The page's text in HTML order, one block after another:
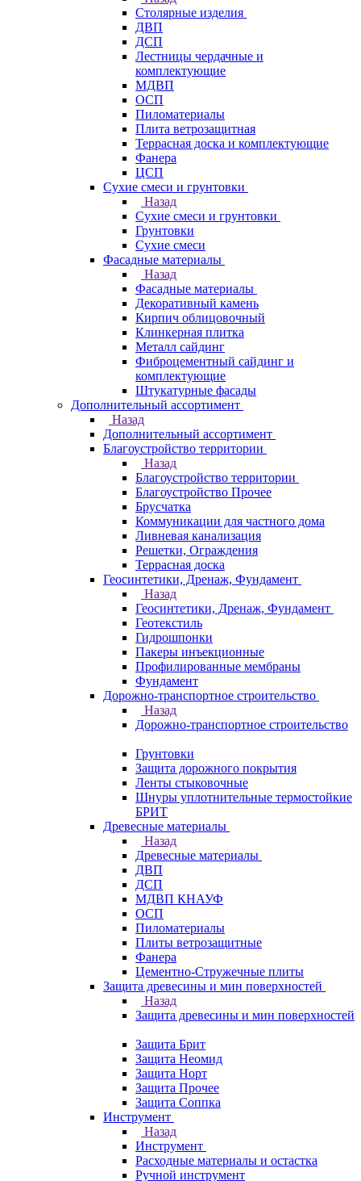
Столярные изделия
ДВП
ДСП
Лестницы чердачные и
комплектующие
МДВП
ОСП
Пиломатериалы
Плита ветрозащитная
Террасная доска и комплектующие
Фанера
ЦСП
Сухие смеси и грунтовки
Назад
Сухие смеси и грунтовки
Грунтовки
Сухие смеси
Фасадные материалы
Назад
Фасадные материалы
Декоративный камень
Кирпич облицовочный
Клинкерная плитка
Металл сайдинг
Фиброцементный сайдинг и
комплектующие
Штукатурные фасады
Дополнительный ассортимент
Назад
Дополнительный ассортимент
Благоустройство территории
Назад
Благоустройство территории
Благоустройство Прочее
Брусчатка
Коммуникации для частного дома
Ливневая канализация
Решетки, Ограждения
Террасная доска
Геосинтетики, Дренаж, Фундамент
Назад
Геосинтетики, Дренаж, Фундамент
Геотекстиль
Гидрошпонки
Пакеры инъекционные
Профилированные мембраны
Фундамент
Дорожно-транспортное строительство
Назад
Дорожно-транспортное строительство
Грунтовки
Защита дорожного покрытия
Ленты стыковочные
Шнуры уплотнительные термостойкие
БРИТ
Древесные материалы
Назад
Древесные материалы
ДВП
ДСП
МДВП КНАУФ
ОСП
Пиломатериалы
Плиты ветрозащитные
Фанера
Цементно-Стружечные плиты
Защита древесины и мин поверхностей
Назад
Защита древесины и мин поверхностей
Защита Брит
Защита Неомид
Защита Норт
Защита Прочее
Защита Соппка
Инструмент
Назад
Инструмент
Расходные материалы и остастка
Ручной инструмент